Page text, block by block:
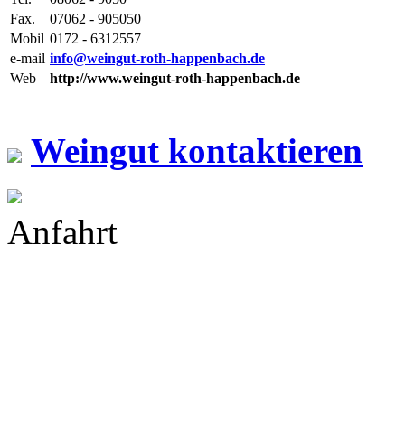
Fax.
07062 - 905050
Mobil 0172 - 6312557
e-mail info@weingut-roth-happenbach.de
Web
http://www.weingut-roth-happenbach.de
Weingut kontaktieren
Anfahrt